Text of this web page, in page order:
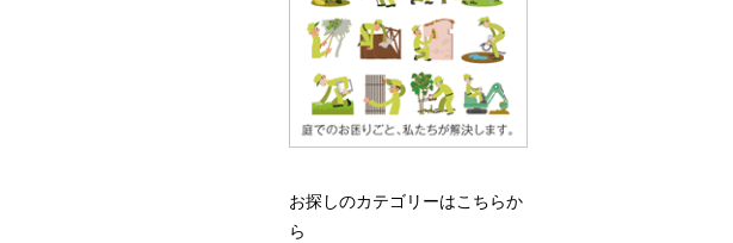
お探しのカテゴリーはこちらか
ら